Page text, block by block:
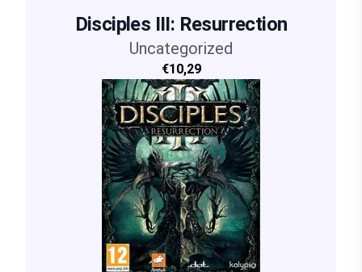
Disciples III: Resurrection
Uncategorized
€10,29